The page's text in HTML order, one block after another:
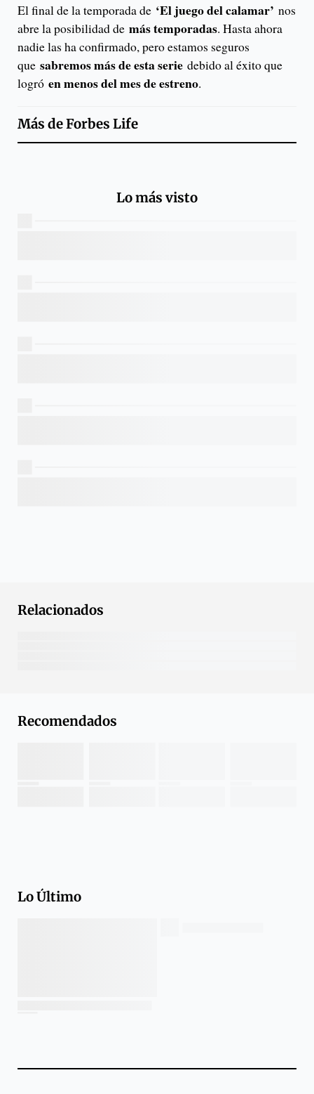
El final de la temporada de ‘El juego del calamar’ nos
abre la posibilidad de más temporadas. Hasta ahora
nadie las ha confirmado, pero estamos seguros
que sabremos más de esta serie debido al éxito que
logró en menos del mes de estreno.
Más deForbes Life
Lo más visto
Relacionados
Recomendados
Lo Último